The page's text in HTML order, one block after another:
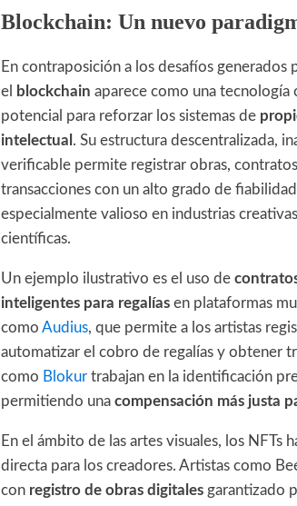
Blockchain: Un nuevo
En contraposición a los desafíos generados
el
blockchain aparece como una tecnología
potencial para reforzar los sistemas de
intelectual . Su estructura descentralizada,
verificable permite registrar obras,
transacciones con un alto grado de
especialmente valioso en industrias
científicas.
Un ejemplo ilustrativo es el uso de
inteligentes para regalías en plataformas
como Audius, que permite a los artistas
automatizar el cobro de regalías y obtener
como Blokur trabajan en la identificación
permitiendo una compensación más justa
En el ámbito de las artes visuales, los
directa para los creadores. Artistas como
con registro de obras digitales garantizado